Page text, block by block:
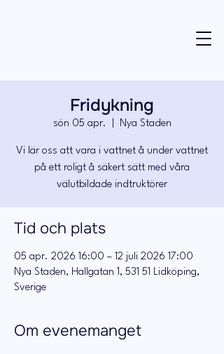
Fridykning
sön 05 apr. Nya Staden
Vi lär oss att vara i vattnet å under vattnet
på ett roligt å säkert sätt med våra
välutbildade indtruktörer
Tid och plats
05 apr. 2026 16:00 – 12 juli 2026 17:00
Nya Staden, Hallgatan 1, 531 51 Lidköping,
Sverige
Om evenemanget